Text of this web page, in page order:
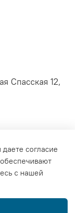
Спасская 12,
согласие
с нашей